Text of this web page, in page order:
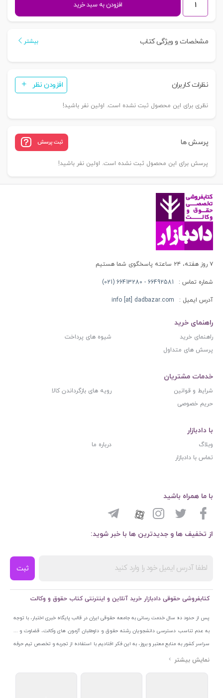
حقوقی
فقهی
عدد
افزودن به سبد خرید
مشخصات و ویژگی کتاب بیشتر
نظرات کاربران افزودن نظر
نظری برای این محصول ثبت نشده است. اولین نفر باشید!
پرسش ها ثبت پرسش
پرسش برای این محصول ثبت نشده است. اولین نفر باشید!
۷ روز هفته، ۲۴ ساعته پاسخگوی شما هستیم
شماره تماس : 66492581 - 66413280 (021)
آدرس ایمیل : info [at] dadbazar.com
راهنمای خرید
راهنمای خرید
شیوه های پرداخت
پرسش های متداول
خدمات مشتریان
شرایط و قوانین
رویه های بازگرداندن کالا
حریم خصوصی
با دادبازار
وبلاگ
درباره ما
تماس با دادبازار
از تخفیف ها و جدیدترین ها با خبر شوید:
ثبت
با ما همراه باشید
کتابفروشی حقوقی دادبازار خرید آنلاین و اینترنتی کتاب حقوق و وکالت
پس از حدود ده سال خدمت رسانی به جامعه حقوقی ایران در قالب پایگاه خبری اختبار، با توجه
به عدم تناسب دسترسی دانشجویان رشته حقوق و داوطلبان آزمون های وکالت، قضاوت و ...
سراسر کشور به منابع معتبر و بروز، به این فکر افتادیم با استفاده از تجربه و تخصص تیم حرفه
ای اختبار خدمتی جدید به جامعه حقوقی ایران ارائه کنیم. به این منظور با راه اندازی و تجهیز